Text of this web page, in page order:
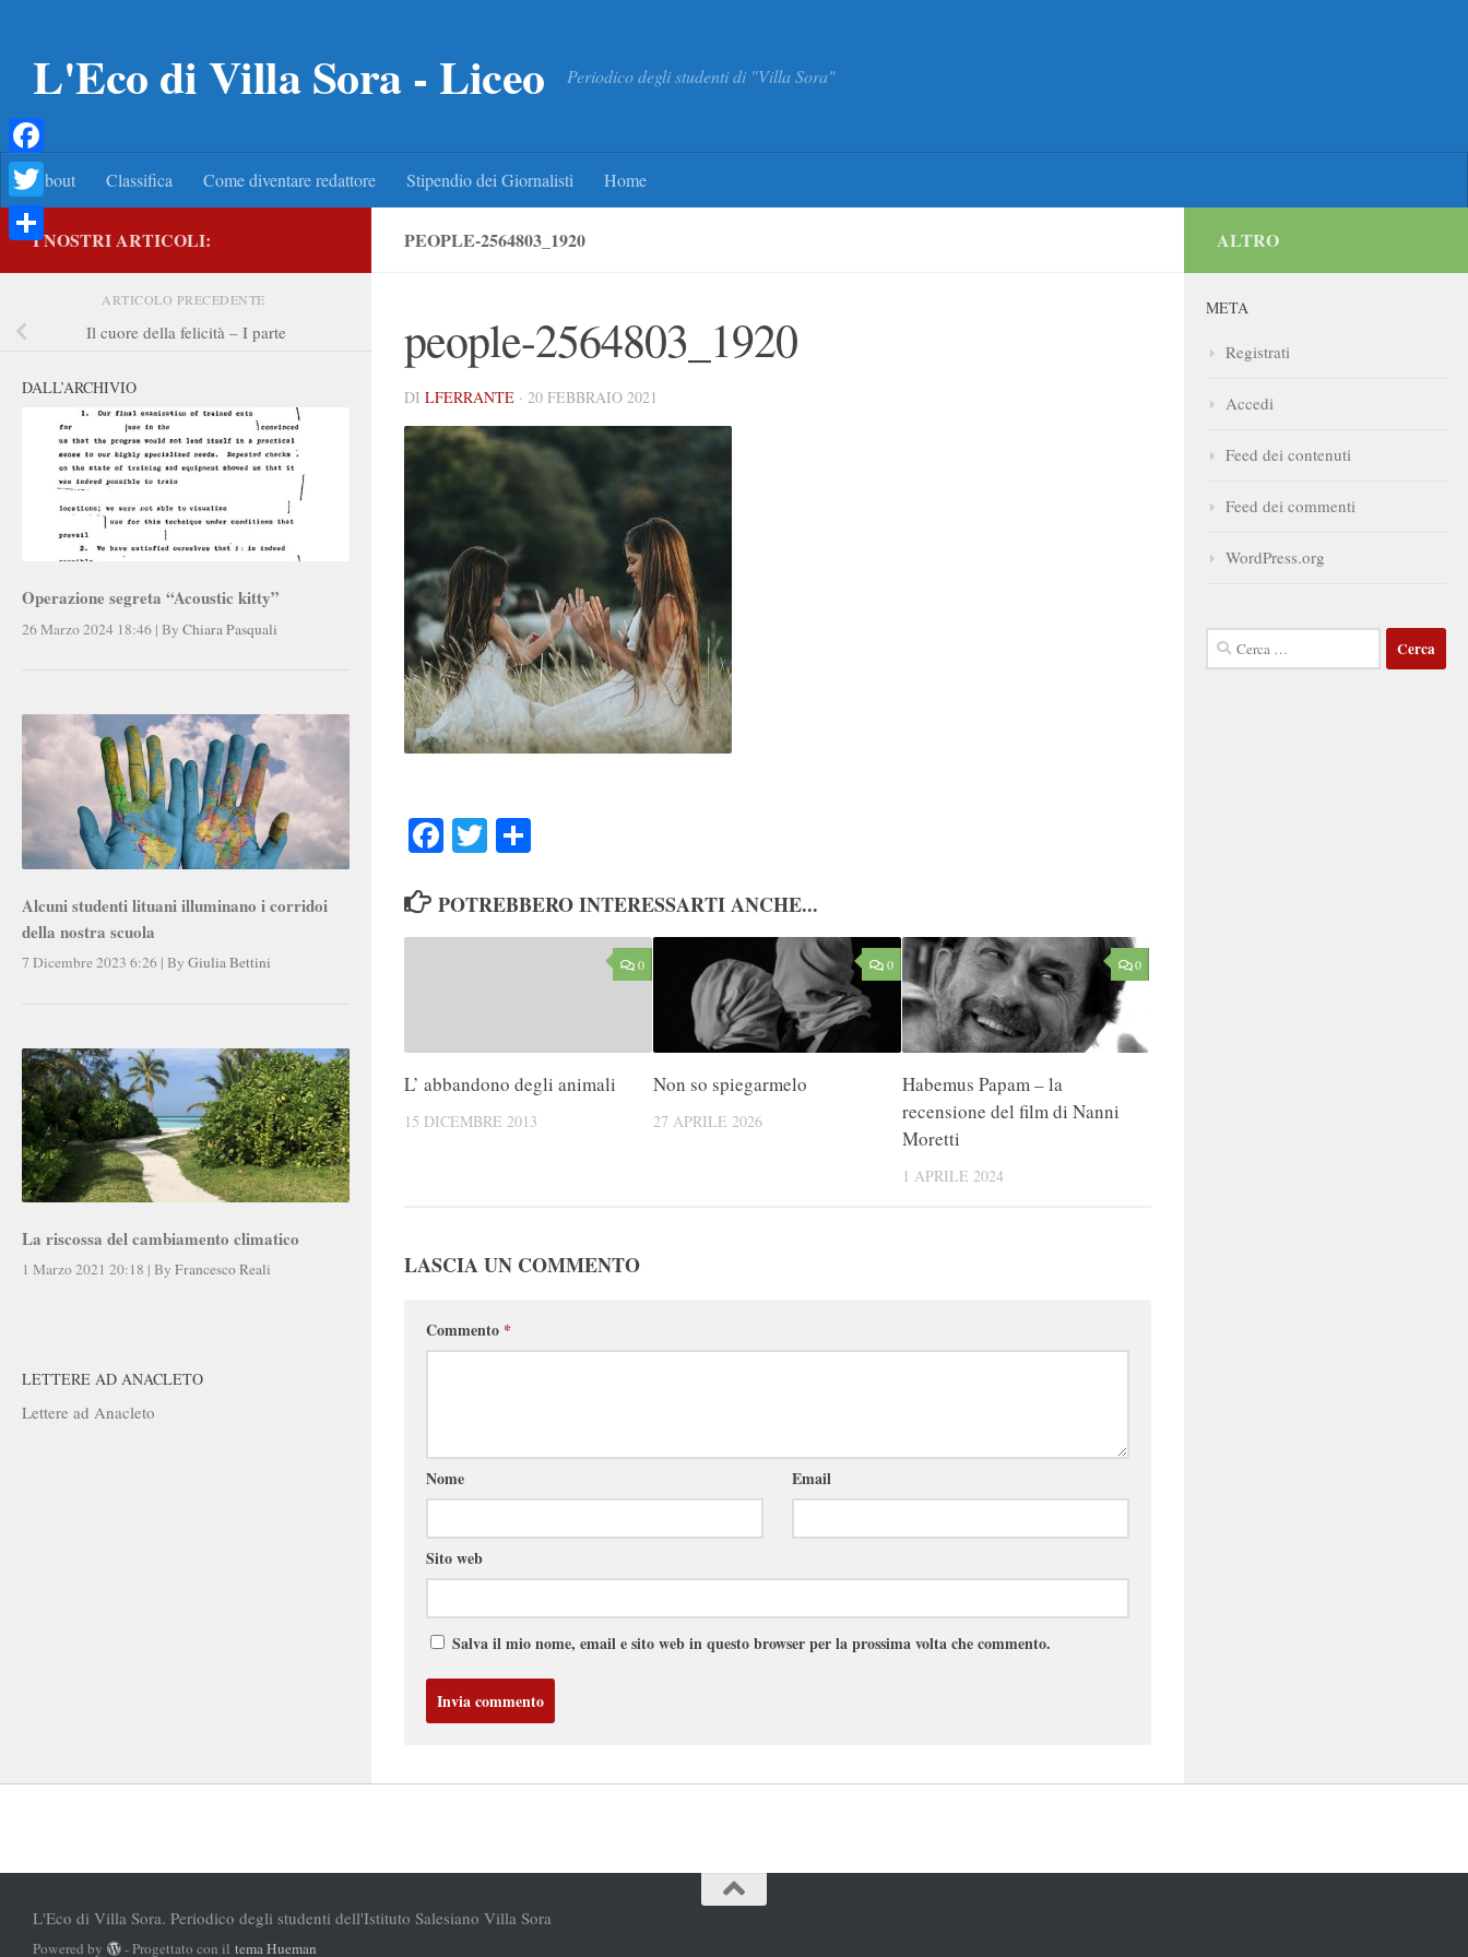
L'Eco di Villa Sora - Liceo Periodico degli studenti di "Villa Sora"
About Classifica Come diventare redattore Stipendio dei Giornalisti Home
PEOPLE-2564803_1920
people-2564803_1920
DI LFERRANTE · 20 FEBBRAIO 2021
FacebookTwitter
POTREBBERO INTERESSARTI ANCHE...
0
L’ abbandono degli animali
15 DICEMBRE 2013
0
Non so spiegarmelo
27 APRILE 2026
0
Habemus Papam – la
recensione del film di Nanni
Moretti
1 APRILE 2024
LASCIA UN COMMENTO
Commento *
Nome Email
Sito web
Salva il mio nome, email e sito web in questo browser per la prossima volta che commento.
I NOSTRI ARTICOLI:
ARTICOLO PRECEDENTE
Il cuore della felicità – I parte
DALL’ARCHIVIO
Operazione segreta “Acoustic kitty”
26 Marzo 2024 18:46 | By Chiara Pasquali
Alcuni studenti lituani illuminano i corridoi
della nostra scuola
7 Dicembre 2023 6:26 | By Giulia Bettini
La riscossa del cambiamento climatico
1 Marzo 2021 20:18 | By Francesco Reali
LETTERE AD ANACLETO
Lettere ad Anacleto
ALTRO
META
Registrati
Accedi
Feed dei contenuti
Feed dei commenti
WordPress.org
Ricerca
per:
L'Eco di Villa Sora. Periodico degli studenti dell'Istituto Salesiano Villa Sora
Powered by - Progettato con iltema Hueman
Facebook
Twitter